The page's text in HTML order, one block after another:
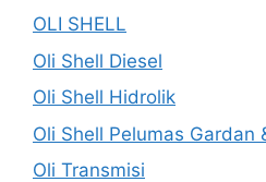
OLI SHELL
Oli Shell Diesel
Oli Shell Hidrolik
Oli Shell Pelumas Gardan
Oli Transmisi